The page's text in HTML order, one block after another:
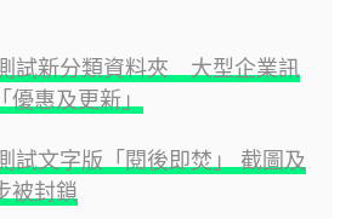
試新分類資料夾 大型企業訊
優惠及更新」
試文字版「閱後即焚」 截圖及
被封鎖